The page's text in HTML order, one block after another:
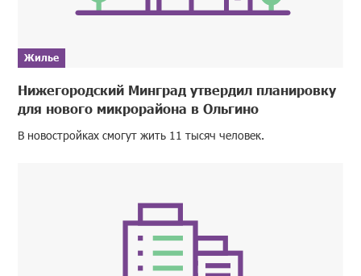
Жилье
Нижегородский Минград утвердил планировку
для нового микрорайона в Ольгино
В новостройках смогут жить 11 тысяч человек.